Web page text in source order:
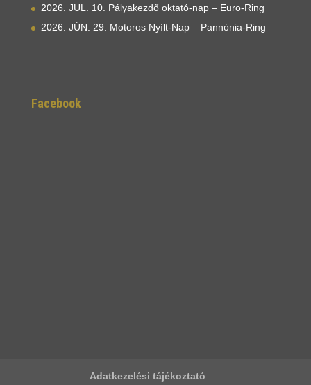
2026. JUL. 10. Pályakezdő oktató-nap – Euro-Ring
2026. JÚN. 29. Motoros Nyílt-Nap – Pannónia-Ring
Facebook
Adatkezelési tájékoztató